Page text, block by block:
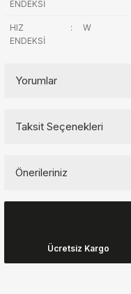
ENDEKSİ
HIZ
ENDEKSİ
: W
Yorumlar
Taksit Seçenekleri
Önerileriniz
Görüş ve önerileriniz için
Ürün resmi kalitesiz,
Ücretsiz Kargo